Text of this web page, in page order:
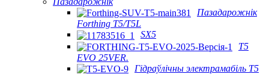
Пазадарожнік
Forthing T5/T5L
SX5
T5
EVO 25VER.
Гідраўлічны электрамабіль T5